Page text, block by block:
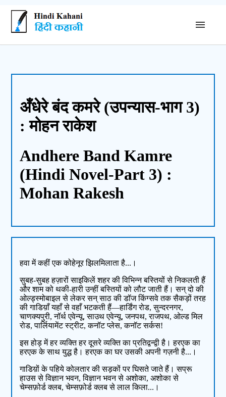
अँधेरे बंद कमरे (उपन्यास-भाग 3)
: मोहन राकेश
Andhere Band Kamre
(Hindi Novel-Part 3) :
Mohan Rakesh
हवा में कहीं एक कोहेनूर झिलमिलाता है...।
सुबह-सुबह हज़ारों साइकिलें शहर की विभिन्न बस्तियों से निकलती हैं
और शाम को थकी-हारी उन्हीं बस्तियों को लौट जाती हैं। सन् दो की
ओल्ड्स्मोबाइल से लेकर सन् साठ की डॉज किंग्सवे तक सैकड़ों तरह
की गाडिय़ाँ यहाँ से वहाँ भटकती हैं—हार्डिंग रोड, सुन्दरनगर,
चाणक्यपुरी, नॉर्थ एवेन्यू, साउथ एवेन्यू, जनपथ, राजपथ, ओल्ड मिल
रोड, पार्लियामेंट स्ट्रीट, कनॉट प्लेस, कनॉट सर्कस!
इस होड़ में हर व्यक्ति हर दूसरे व्यक्ति का प्रतिद्वन्द्वी है। हरएक का
हरएक के साथ युद्ध है। हरएक का घर उसकी अपनी गज़नी है...।
गाडिय़ों के पहिये कोलतार की सड़कों पर घिसते जाते हैं। सप्रू
हाउस से विज्ञान भवन, विज्ञान भवन से अशोका, अशोका से
चेम्सफ़ोर्ड क्लब, चेम्सफ़ोर्ड क्लब से लाल किला...।